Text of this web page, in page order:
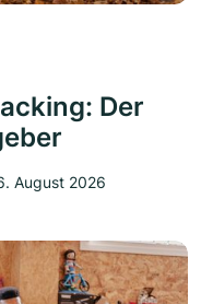
Der
August 2026